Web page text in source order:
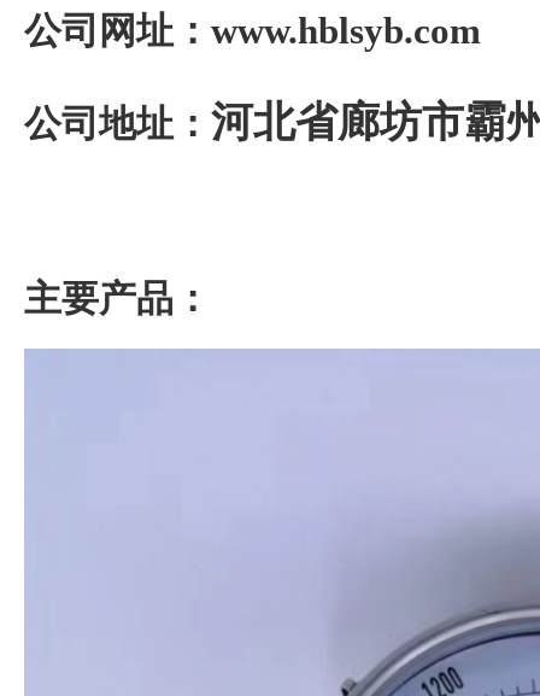
公司网址： www.hblsyb.com
公司地址： 河北省廊坊市霸
主要产品：